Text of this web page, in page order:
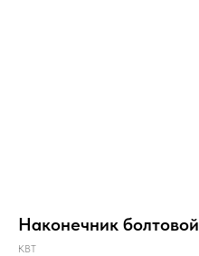
Наконечник болтовой
КВТ